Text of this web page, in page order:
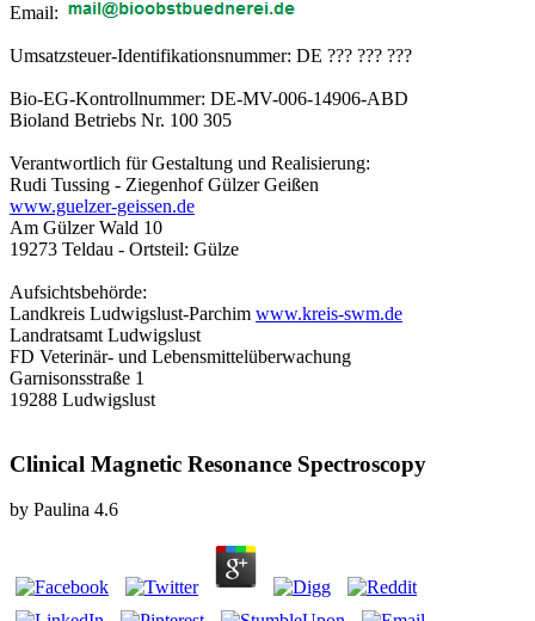
Email:
Umsatzsteuer-Identifikationsnummer: DE ??? ??? ???
Bio-EG-Kontrollnummer: DE-MV-006-14906-ABD
Bioland Betriebs Nr. 100 305
Verantwortlich für Gestaltung und Realisierung:
Rudi Tussing - Ziegenhof Gülzer Geißen
www.guelzer-geissen.de
Am Gülzer Wald 10
19273 Teldau - Ortsteil: Gülze
Aufsichtsbehörde:
Landkreis Ludwigslust-Parchim www.kreis-swm.de
Landratsamt Ludwigslust
FD Veterinär- und Lebensmittelüberwachung
Garnisonsstraße 1
19288 Ludwigslust
Clinical Magnetic Resonance Spectroscopy
by Paulina 4.6